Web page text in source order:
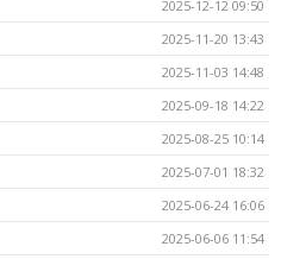
2025-12-12 09:50
2025-11-20 13:43
2025-11-03 14:48
2025-09-18 14:22
2025-08-25 10:14
2025-07-01 18:32
2025-06-24 16:06
2025-06-06 11:54